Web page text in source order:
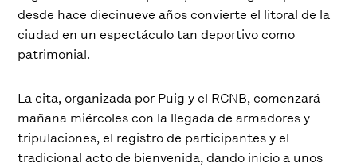
desde hace diecinueve años convierte el litoral de la
ciudad en un espectáculo tan deportivo como
patrimonial.
La cita, organizada por Puig y el RCNB, comenzará
mañana miércoles con la llegada de armadores y
tripulaciones, el registro de participantes y el
tradicional acto de bienvenida, dando inicio a unos